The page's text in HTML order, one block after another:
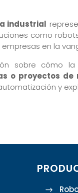
industrial
como
en la
sobre cómo la
o proyectos
y